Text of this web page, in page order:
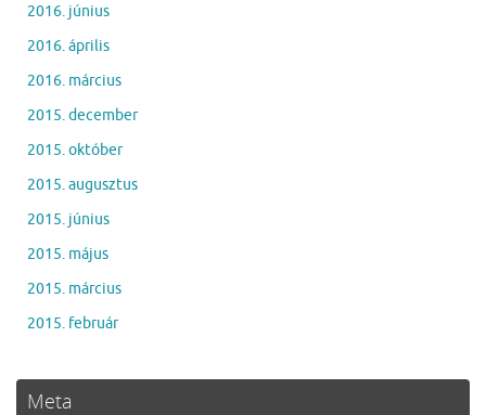
2016. június
2016. április
2016. március
2015. december
2015. október
2015. augusztus
2015. június
2015. május
2015. március
2015. február
Meta